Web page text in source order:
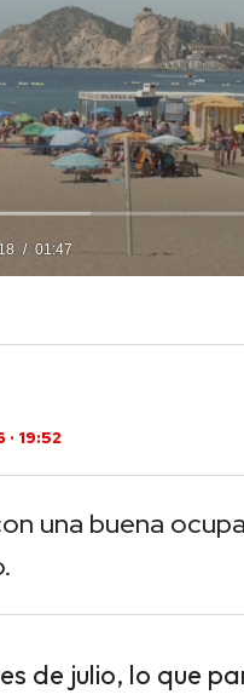
01:47
19:52
una buena
de julio, lo que